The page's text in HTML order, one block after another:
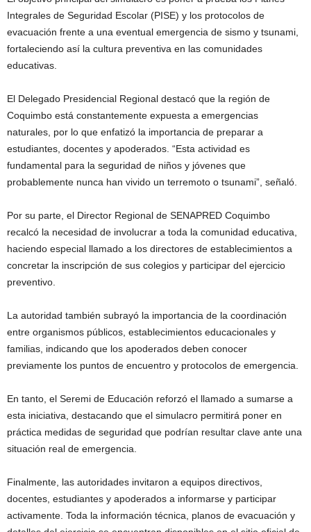
Integrales de Seguridad Escolar (PISE) y los protocolos de
evacuación frente a una eventual emergencia de sismo y tsunami,
fortaleciendo así la cultura preventiva en las comunidades
educativas.
El Delegado Presidencial Regional destacó que la región de
Coquimbo está constantemente expuesta a emergencias
naturales, por lo que enfatizó la importancia de preparar a
estudiantes, docentes y apoderados. “Esta actividad es
fundamental para la seguridad de niños y jóvenes que
probablemente nunca han vivido un terremoto o tsunami”, señaló.
Por su parte, el Director Regional de SENAPRED Coquimbo
recalcó la necesidad de involucrar a toda la comunidad educativa,
haciendo especial llamado a los directores de establecimientos a
concretar la inscripción de sus colegios y participar del ejercicio
preventivo.
La autoridad también subrayó la importancia de la coordinación
entre organismos públicos, establecimientos educacionales y
familias, indicando que los apoderados deben conocer
previamente los puntos de encuentro y protocolos de emergencia.
En tanto, el Seremi de Educación reforzó el llamado a sumarse a
esta iniciativa, destacando que el simulacro permitirá poner en
práctica medidas de seguridad que podrían resultar clave ante una
situación real de emergencia.
Finalmente, las autoridades invitaron a equipos directivos,
docentes, estudiantes y apoderados a informarse y participar
activamente. Toda la información técnica, planos de evacuación y